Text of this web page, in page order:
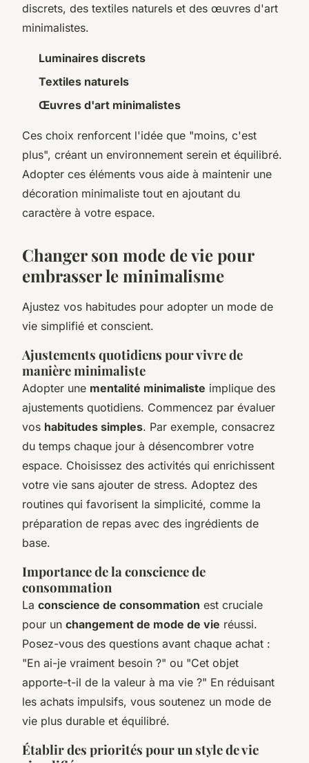
discrets, des textiles naturels et des œuvres d'art
minimalistes.
Luminaires discrets
Textiles naturels
Œuvres d'art minimalistes
Ces choix renforcent l'idée que "moins, c'est
plus", créant un environnement serein et équilibré.
Adopter ces éléments vous aide à maintenir une
décoration minimaliste tout en ajoutant du
caractère à votre espace.
Changer son mode de vie pour
embrasser le minimalisme
Ajustez vos habitudes pour adopter un mode de
vie simplifié et conscient.
Ajustements quotidiens pour vivre de
manière minimaliste
Adopter une mentalité minimaliste implique des
ajustements quotidiens. Commencez par évaluer
vos habitudes simples. Par exemple, consacrez
du temps chaque jour à désencombrer votre
espace. Choisissez des activités qui enrichissent
votre vie sans ajouter de stress. Adoptez des
routines qui favorisent la simplicité, comme la
préparation de repas avec des ingrédients de
base.
Importance de la conscience de
consommation
La conscience de consommation est cruciale
pour un changement de mode de vie réussi.
Posez-vous des questions avant chaque achat :
"En ai-je vraiment besoin ?" ou "Cet objet
apporte-t-il de la valeur à ma vie ?" En réduisant
les achats impulsifs, vous soutenez un mode de
vie plus durable et équilibré.
Établir des priorités pour un style de vie